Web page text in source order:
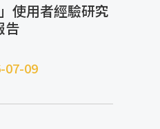
使用者經驗研究
告
07-09